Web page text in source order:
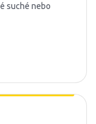
suché nebo